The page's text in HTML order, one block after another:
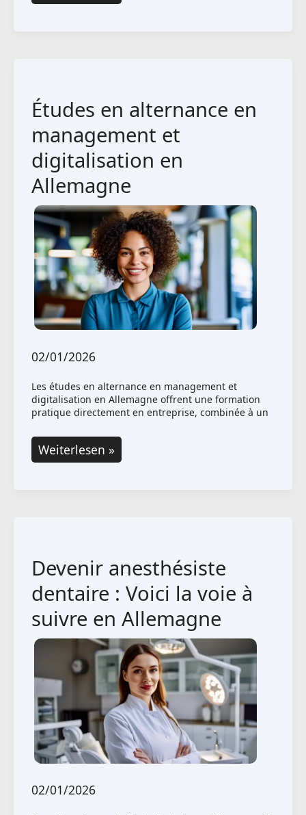
sécurité
dans
fonction
publique
en
Allemagne
Études en alternance en
management et
digitalisation en
Allemagne
02/01/2026
Les études en alternance en management et
digitalisation en Allemagne offrent une formation
pratique directement en entreprise, combinée à un
Études
en
digitalisation
en
Allemagne
Weiterlesen »
Devenir anesthésiste
dentaire : Voici la voie à
suivre en Allemagne
02/01/2026